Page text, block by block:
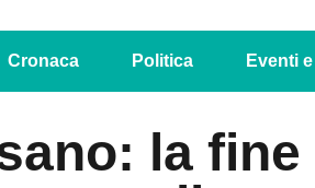
Cronaca Politica Eventi
la fine